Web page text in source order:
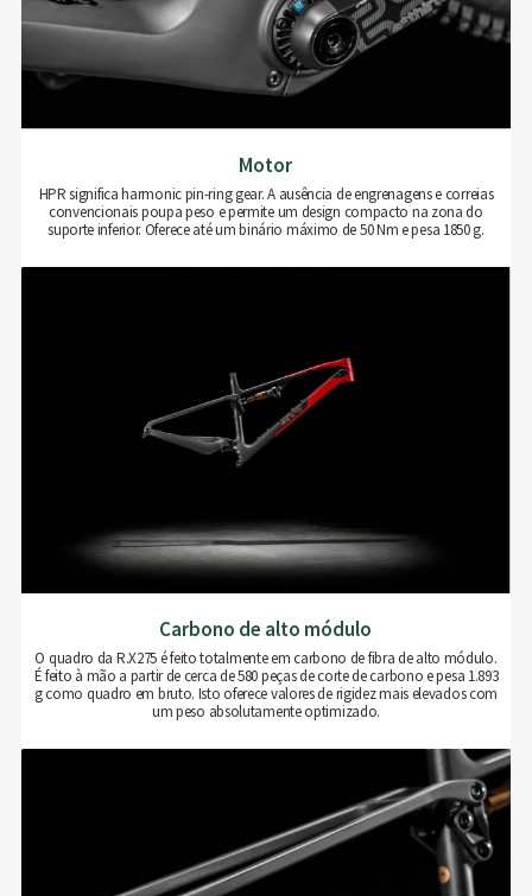
Motor
HPR significa harmonic pin-ring gear. A ausência de engrenagens e correias
convencionais poupa peso e permite um design compacto na zona do
suporte inferior. Oferece até um binário máximo de 50 Nm e pesa 1850 g.
Carbono de alto módulo
O quadro da R.X275 é feito totalmente em carbono de fibra de alto módulo.
É feito à mão a partir de cerca de 580 peças de corte de carbono e pesa 1.893
g como quadro em bruto. Isto oferece valores de rigidez mais elevados com
um peso absolutamente optimizado.